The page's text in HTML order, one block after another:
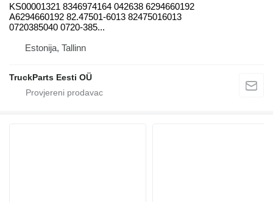
KS00001321 8346974164 042638 6294660192
A6294660192 82.47501-6013 82475016013
0720385040 0720-385...
Estonija, Tallinn
TruckParts Eesti OÜ